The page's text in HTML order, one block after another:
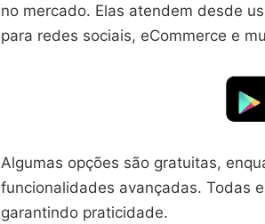
no mercado. Elas atendem desde
para redes sociais, eCommerce e
Algumas opções são gratuitas,
funcionalidades avançadas. Todas
garantindo praticidade.